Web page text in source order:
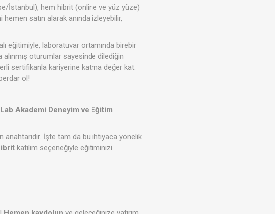
İstanbul), hem hibrit (online ve yüz yüze)
satın alarak anında izleyebilir,
eğitimiyle, laboratuvar ortamında birebir
oturumlar sayesinde dilediğin
sertifikanla kariyerine katma değer kat.
ol!
Lab Akademi Deneyim ve Eğitim
İşte tam da bu ihtiyaca yönelik
katılım seçeneğiyle eğitiminizi